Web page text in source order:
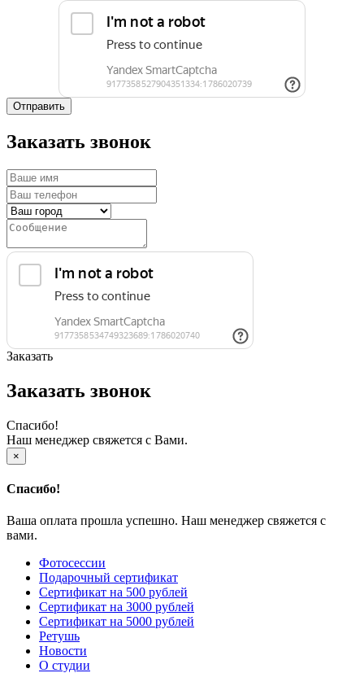
Отправить
Заказать звонок
Заказать
Заказать звонок
Спасибо!
Наш менеджер свяжется с Вами.
×
Спасибо!
Ваша оплата прошла успешно. Наш менеджер свяжется с
вами.
Фотосессии
Подарочный сертификат
Сертификат на 500 рублей
Сертификат на 3000 рублей
Сертификат на 5000 рублей
Ретушь
Новости
О студии